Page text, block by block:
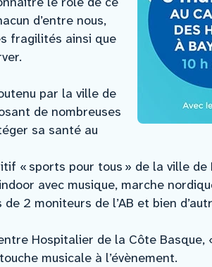
d’entre nous,
fragilités ainsi que
par la ville de
de nombreuses
sa santé au
« sports pour tous » de la ville
avec musique, marche
2 moniteurs de l’AB et bien
Hospitalier de la Côte
musicale à l’évènement.